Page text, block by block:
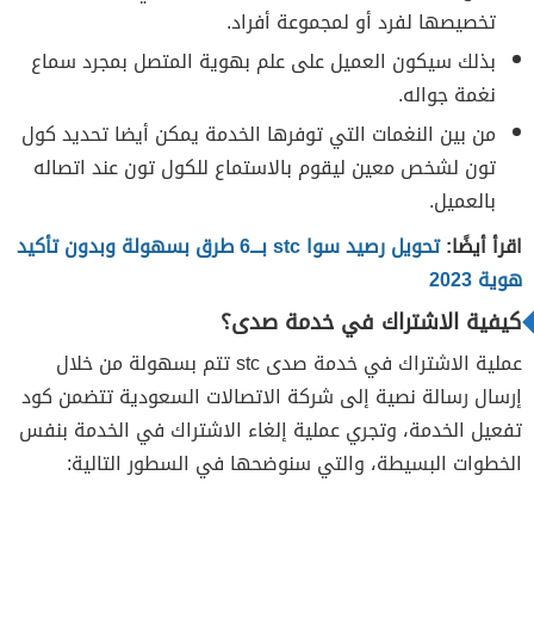
تخصيصها لفرد أو لمجموعة أفراد.
بذلك سيكون العميل على علم بهوية المتصل بمجرد سماع
نغمة جواله.
من بين النغمات التي توفرها الخدمة يمكن أيضا تحديد كول
تون لشخص معين ليقوم بالاستماع للكول تون عند اتصاله
بالعميل.
اقرأ أيضًا:
تحويل رصيد سوا stc بـــ6 طرق بسهولة وبدون تأكيد
هوية 2023
كيفية الاشتراك في خدمة صدى؟
عملية الاشتراك في خدمة صدى stc تتم بسهولة من خلال
إرسال رسالة نصية إلى شركة الاتصالات السعودية تتضمن كود
تفعيل الخدمة، وتجري عملية إلغاء الاشتراك في الخدمة بنفس
الخطوات البسيطة، والتي سنوضحها في السطور التالية: